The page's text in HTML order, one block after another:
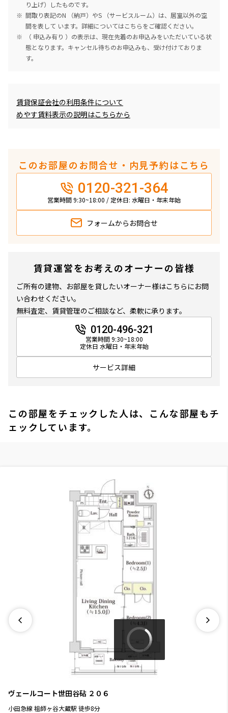
り上げ）したものです。
間取り表記のN （納戸）やS （サービスルーム）は、居室以外の空
間を表して います。詳細についてはこちらをご確認ください。
（ 申込み有り ）の表示は、現在先着のお申込みをいただいている状
態となります。キャンセル待ちのお申込みも、受け付けておりま
す。
賃貸保証会社の利用条件について
めやす賃料表示の説明はこちらから
このお部屋のお問合せ・内見予約はこちら
0120-321-364
営業時間 9:30~18:00 / 定休日: 水曜日・年末年始
フォームから お問合せ
賃貸運営をお考えのオーナーの皆様
ご所有の建物、お部屋を貸したいオーナー様はこちらにお問
い合わせください。
無料査定、賃貸管理のご相談など、柔軟に承ります。
0120-496-321
営業時間 9:30~18:00
定休日 水曜日・年末年始
サービス詳細
この部屋をチェックした人は、こんな部屋もチ
ェックしています。
ヴェールコート世田谷砧 ２０６
小田急線 祖師ヶ谷大蔵駅 徒歩8分